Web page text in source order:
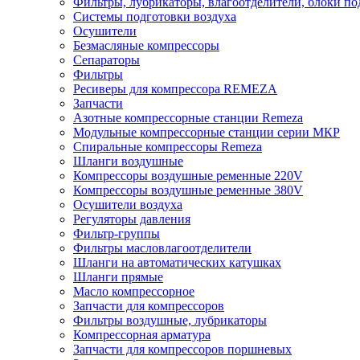
Системы подготовки воздуха
Осушители
Безмасляные компрессоры
Сепараторы
Фильтры
Ресиверы для компрессора REMEZA
Запчасти
Азотные компрессорные станции Remeza
Модульные компрессорные станции серии МКР
Спиральные компрессоры Remeza
Шланги воздушные
Компрессоры воздушные ременные 220V
Компрессоры воздушные ременные 380V
Осушители воздуха
Регуляторы давления
Фильтр-группы
Фильтры масловлагоотделители
Шланги на автоматических катушках
Шланги прямые
Масло компрессорное
Запчасти для компрессоров
Фильтры воздушные, лубрикаторы
Компрессорная арматура
Запчасти для компрессоров поршневых